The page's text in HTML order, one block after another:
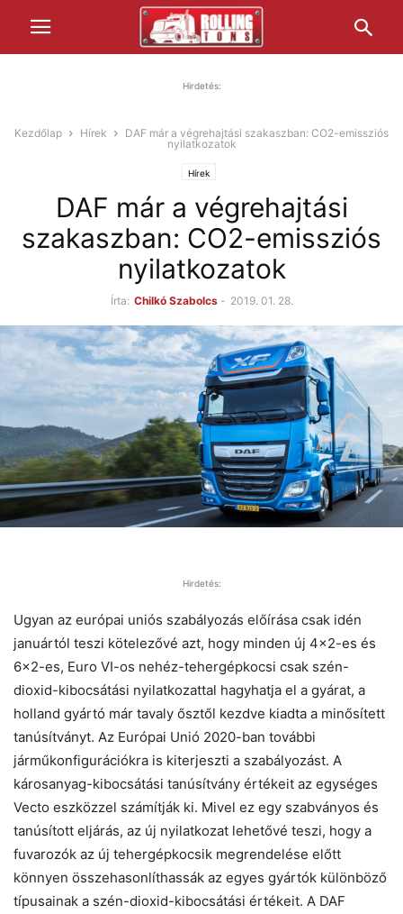
Hirdetés:
Kezdőlap Hírek
DAF már a végrehajtási szakaszban: CO2-emissziós
nyilatkozatok
Hírek
DAF már a végrehajtási
szakaszban: CO2-emissziós
nyilatkozatok
Írta: Chilkó Szabolcs - 2019. 01. 28.
Hirdetés:
Ugyan az európai uniós szabályozás előírása csak idén
januártól teszi kötelezővé azt, hogy minden új 4×2-es és
6×2-es, Euro VI-os nehéz-tehergépkocsi csak szén-
dioxid-kibocsátási nyilatkozattal hagyhatja el a gyárat, a
holland gyártó már tavaly ősztől kezdve kiadta a minősített
tanúsítványt. Az Európai Unió 2020-ban további
járműkonfigurációkra is kiterjeszti a szabályozást. A
károsanyag-kibocsátási tanúsítvány értékeit az egységes
Vecto eszközzel számítják ki. Mivel ez egy szabványos és
tanúsított eljárás, az új nyilatkozat lehetővé teszi, hogy a
fuvarozók az új tehergépkocsik megrendelése előtt
könnyen összehasonlíthassák az egyes gyártók különböző
típusainak a szén-dioxid-kibocsátási értékeit. A DAF